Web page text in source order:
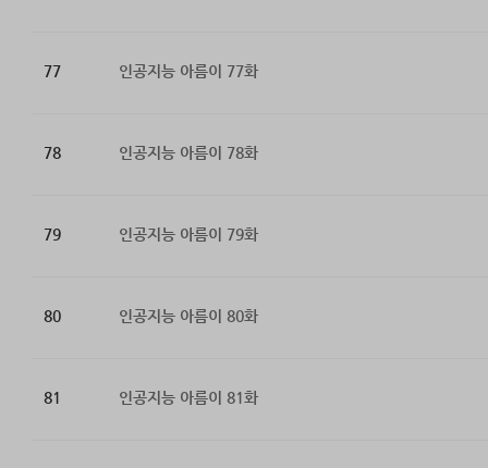
77 인공지능 아름이 77화
78 인공지능 아름이 78화
79 인공지능 아름이 79화
80 인공지능 아름이 80화
81 인공지능 아름이 81화